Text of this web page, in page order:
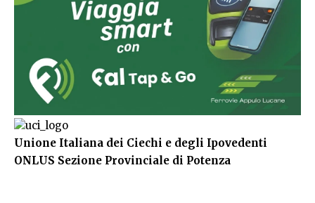
Unione Italiana dei Ciechi e degli Ipovedenti
ONLUS Sezione Provinciale di Potenza